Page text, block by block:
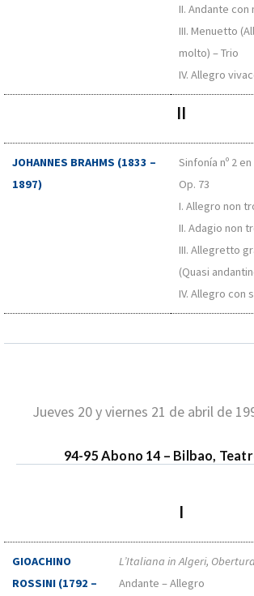
II. Andante con
III. Menuetto
molto) – Trio
IV. Allegro
II
JOHANNES BRAHMS (1833 –
1897)
Sinfonía nº 2
Op. 73
I. Allegro non
II. Adagio non
III. Allegretto
(Quasi
IV. Allegro con
Jueves 20 y viernes 21 de abril de
94-95 Abono 14 – Bilbao,
I
GIOACHINO
ROSSINI (1792 –
L’Italiana in Algeri, Obertura
Andante – Allegro